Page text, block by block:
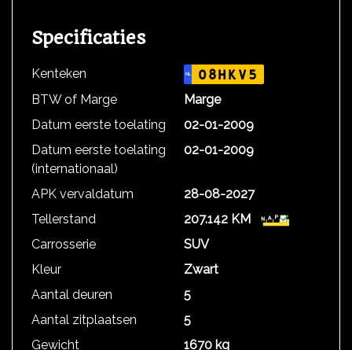
Specificaties
Kenteken NL 08HKV5
BTW of Marge
Marge
Datum eerste toelating
02-01-2009
Datum eerste toelating
(internationaal)
02-01-2009
APK vervaldatum
28-08-2027
Tellerstand
207.142 KM
Carrosserie
SUV
Kleur
Zwart
Aantal deuren
5
Aantal zitplaatsen
5
Gewicht
1670 kg